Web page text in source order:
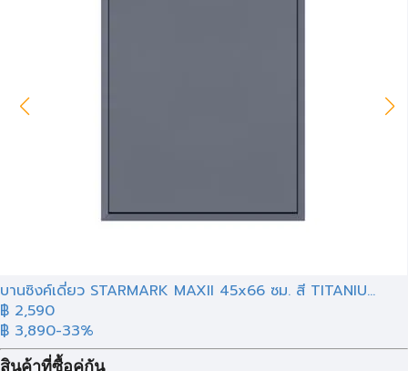
บานซิงค์เดี่ยว STARMARK MAXII 45x66 ซม. สี TITANIU...
฿ 2,590
฿ 3,890-33%
สินค้าที่ซื้อคู่กัน